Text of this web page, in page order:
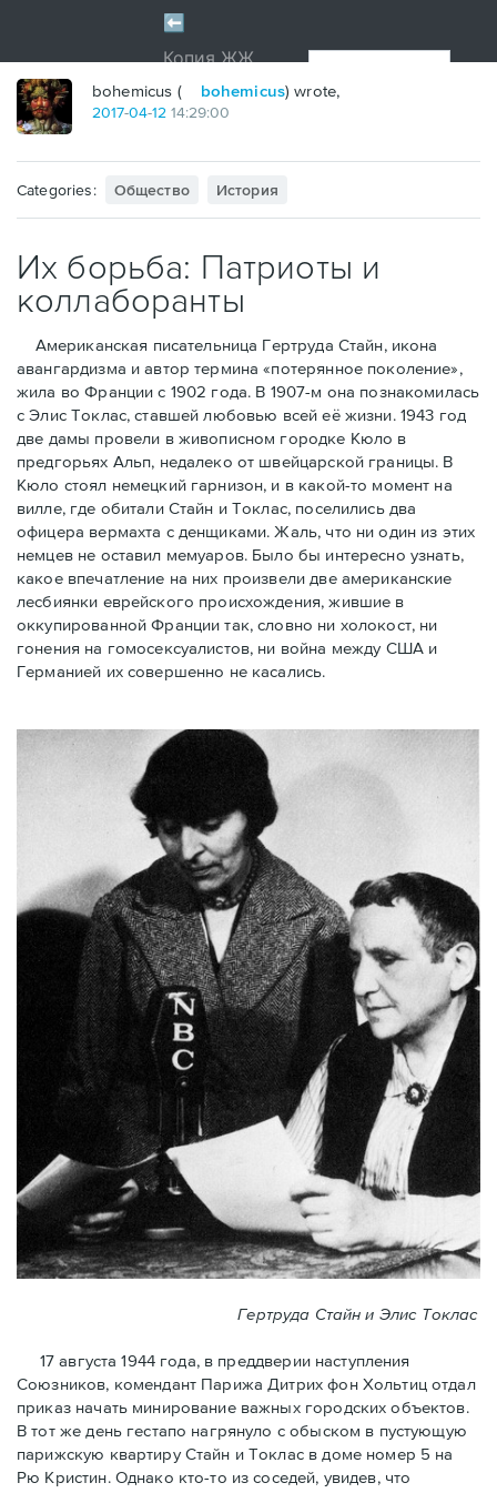
bohemicus ( bohemicus) wrote,
2017-04-12 14:29:00
Categories: Общество История
Их борьба: Патриоты и
коллаборанты
Американская писательница Гертруда Стайн, икона
авангардизма и автор термина «потерянное поколение»,
жила во Франции с 1902 года. В 1907-м она познакомилась
с Элис Токлас, ставшей любовью всей её жизни. 1943 год
две дамы провели в живописном городке Кюло в
предгорьях Альп, недалеко от швейцарской границы. В
Кюло стоял немецкий гарнизон, и в какой-то момент на
вилле, где обитали Стайн и Токлас, поселились два
офицера вермахта с денщиками. Жаль, что ни один из этих
немцев не оставил мемуаров. Было бы интересно узнать,
какое впечатление на них произвели две американские
лесбиянки еврейского происхождения, жившие в
оккупированной Франции так, словно ни холокост, ни
гонения на гомосексуалистов, ни война между США и
Германией их совершенно не касались.
Гертруда Стайн и Элис Токлас
17 августа 1944 года, в преддверии наступления
Союзников, комендант Парижа Дитрих фон Хольтиц отдал
приказ начать минирование важных городских объектов.
В тот же день гестапо нагрянуло с обыском в пустующую
парижскую квартиру Стайн и Токлaс в домe номер 5 на
Рю Кристин. Однако кто-то из соседей, увидев, что